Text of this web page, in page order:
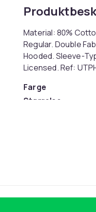
Material: 80%
Regular. Double
Hooded. Sleeve-
Licensed. Ref:
Farge
Størrelse